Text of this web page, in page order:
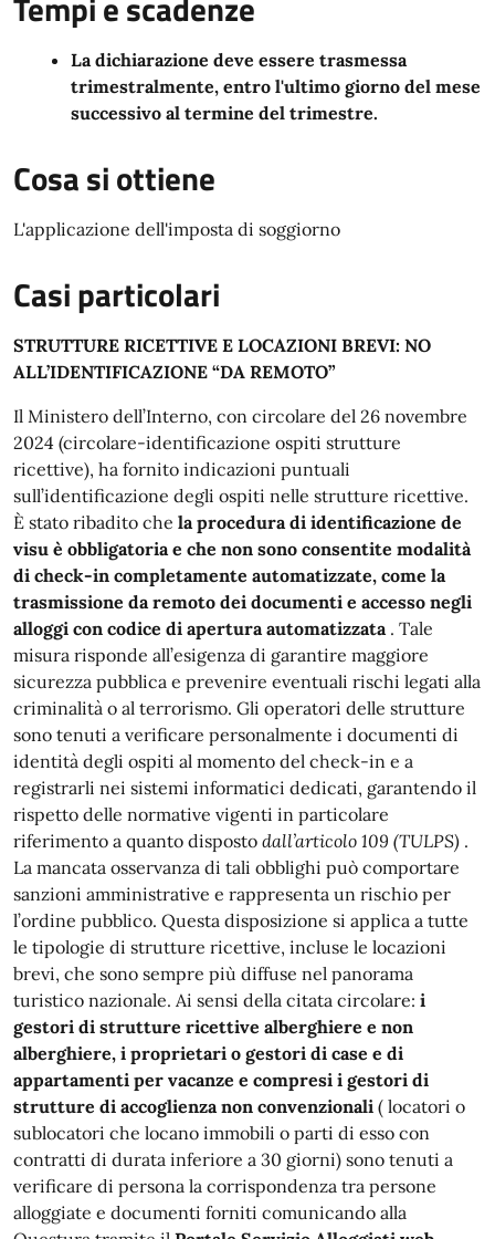
La dichiarazione deve essere trasmessa
trimestralmente, entro l'ultimo giorno del mese
successivo al termine del trimestre.
Cosa si ottiene
L'applicazione dell'imposta di soggiorno
Casi particolari
STRUTTURE RICETTIVE E LOCAZIONI BREVI: NO
ALL’IDENTIFICAZIONE “DA REMOTO”
Il Ministero dell’Interno, con circolare del 26 novembre
2024 (circolare-identificazione ospiti strutture
ricettive), ha fornito indicazioni puntuali
sull’identificazione degli ospiti nelle strutture ricettive.
È stato ribadito che la procedura di identificazione de
visu è obbligatoria e che non sono consentite modalità
di check-in completamente automatizzate, come la
trasmissione da remoto dei documenti e accesso negli
alloggi con codice di apertura automatizzata. Tale
misura risponde all’esigenza di garantire maggiore
sicurezza pubblica e prevenire eventuali rischi legati alla
criminalità o al terrorismo. Gli operatori delle strutture
sono tenuti a verificare personalmente i documenti di
identità degli ospiti al momento del check-in e a
registrarli nei sistemi informatici dedicati, garantendo il
rispetto delle normative vigenti in particolare
riferimento a quanto disposto dall’articolo 109 (TULPS) .
La mancata osservanza di tali obblighi può comportare
sanzioni amministrative e rappresenta un rischio per
l’ordine pubblico. Questa disposizione si applica a tutte
le tipologie di strutture ricettive, incluse le locazioni
brevi, che sono sempre più diffuse nel panorama
turistico nazionale. Ai sensi della citata circolare: i
gestori di strutture ricettive alberghiere e non
alberghiere, i proprietari o gestori di case e di
appartamenti per vacanze e compresi i gestori di
strutture di accoglienza non convenzionali ( locatori o
sublocatori che locano immobili o parti di esso con
contratti di durata inferiore a 30 giorni) sono tenuti a
verificare di persona la corrispondenza tra persone
alloggiate e documenti forniti comunicando alla